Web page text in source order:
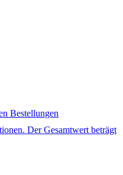
Bestellungen
Der Gesamtwert beträgt